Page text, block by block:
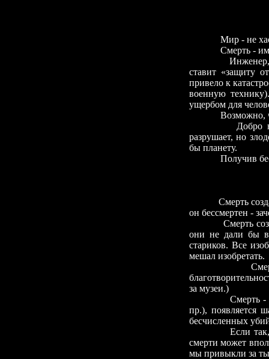
Мир - не
Смерть -
Инженер,
ставит «защиту
привело к
военную
ущербом для
Возможно,
Добро
разрушает, но
бы планету.
Получив
Смерть
он бессмертен -
Смерть
они не дали бы
стариков. Все
мешал изобретать.
за музеи.)
Смерть-
пр.), появляется
бесчисленных
Если
смерти может
мы привыкли за